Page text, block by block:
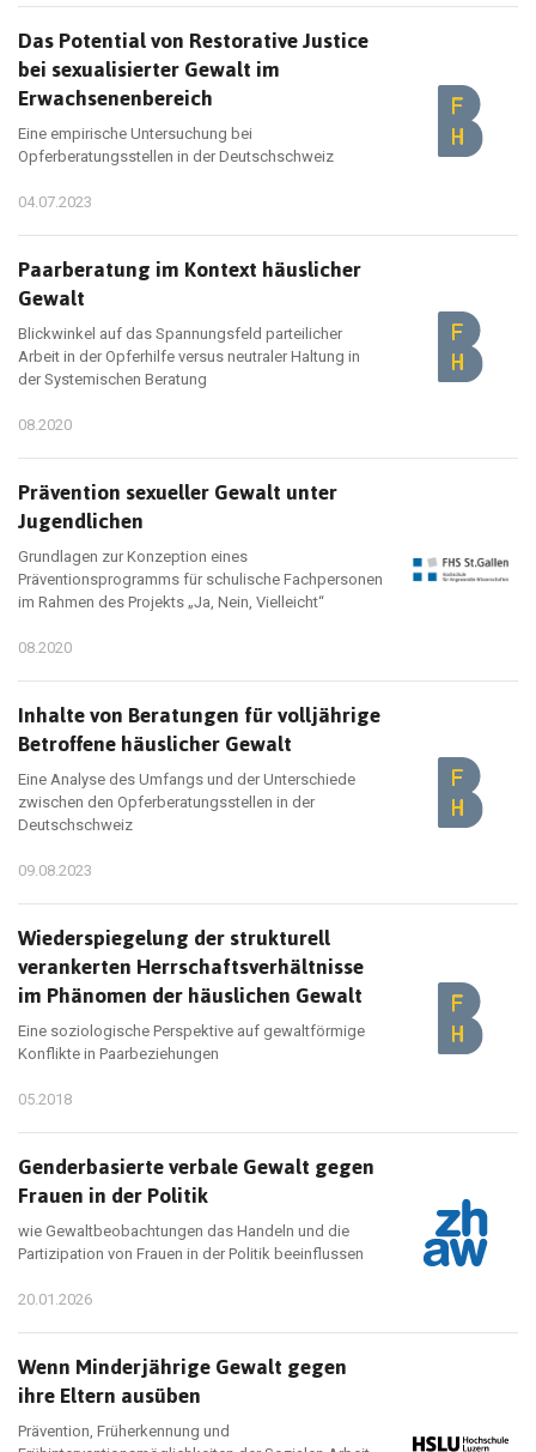
Das Potential von Restorative Justice
bei sexualisierter Gewalt im
Erwachsenenbereich
Eine empirische Untersuchung bei
Opferberatungsstellen in der Deutschschweiz
04.07.2023
Paarberatung im Kontext häuslicher
Gewalt
Blickwinkel auf das Spannungsfeld parteilicher
Arbeit in der Opferhilfe versus neutraler Haltung in
der Systemischen Beratung
08.2020
Prävention sexueller Gewalt unter
Jugendlichen
Grundlagen zur Konzeption eines
Präventionsprogramms für schulische Fachpersonen
im Rahmen des Projekts „Ja, Nein, Vielleicht“
08.2020
Inhalte von Beratungen für volljährige
Betroffene häuslicher Gewalt
Eine Analyse des Umfangs und der Unterschiede
zwischen den Opferberatungsstellen in der
Deutschschweiz
09.08.2023
Wiederspiegelung der strukturell
verankerten Herrschaftsverhältnisse
im Phänomen der häuslichen Gewalt
Eine soziologische Perspektive auf gewaltförmige
Konflikte in Paarbeziehungen
05.2018
Genderbasierte verbale Gewalt gegen
Frauen in der Politik
wie Gewaltbeobachtungen das Handeln und die
Partizipation von Frauen in der Politik beeinflussen
20.01.2026
Wenn Minderjährige Gewalt gegen
ihre Eltern ausüben
Prävention, Früherkennung und